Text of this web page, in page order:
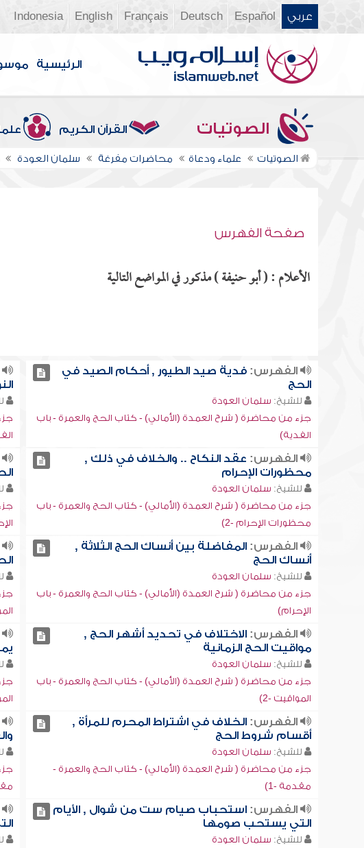
عربي Español
Deutsch
Français
English
Indonesia
الرئيسية
الصوتيات القرآن الكريم
الصوتيات علماء ودعاة محاضرات مفرغة سلمان العودة
صفحة الفهرس
الأعلام : ( أبو حنيفة ) مذكور في المواضع التالية
الفهرس:فدية صيد الطيور , أحكام الصيد في
الحج
للشيخ: سلمان العودة
جزء من محاضرة ( شرح العمدة (الأمالي) - كتاب الحج والعمرة - باب
الفدية)
الفهرس: عقد النكاح .. والخلاف في ذلك ,
محظورات الإحرام
للشيخ: سلمان العودة
جزء من محاضرة ( شرح العمدة (الأمالي) - كتاب الحج والعمرة - باب
محظورات الإحرام -2)
الفهرس:المفاضلة بين أنساك الحج الثلاثة ,
أنساك الحج
للشيخ: سلمان العودة
جزء من محاضرة ( شرح العمدة (الأمالي) - كتاب الحج والعمرة - باب
الإحرام)
الفهرس:الاختلاف في تحديد أشهر الحج ,
مواقيت الحج الزمانية
للشيخ: سلمان العودة
جزء من محاضرة ( شرح العمدة (الأمالي) - كتاب الحج والعمرة - باب
المواقيت -2)
الفهرس:الخلاف في اشتراط المحرم للمرأة ,
أقسام شروط الحج
للشيخ: سلمان العودة
جزء من محاضرة ( شرح العمدة (الأمالي) - كتاب الحج والعمرة -
مقدمة -1)
الفهرس:استحباب صيام ست من شوال , الأيام
التي يستحب صومها
للشيخ: سلمان العودة